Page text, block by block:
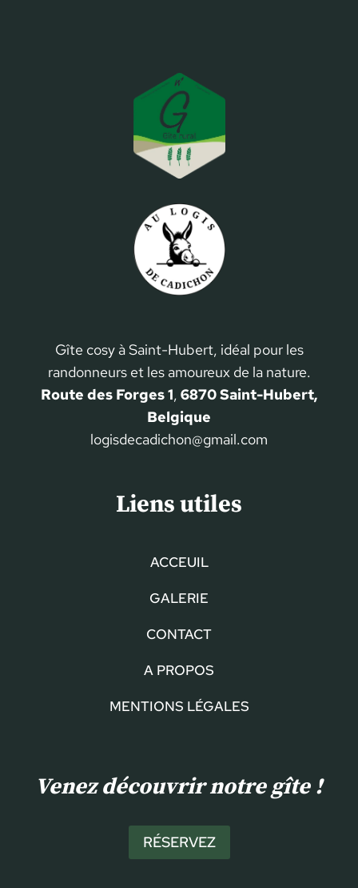
Gîte cosy à Saint-Hubert, idéal pour les
randonneurs et les amoureux de la nature.
Route des Forges 1, 6870 Saint-Hubert,
Belgique
logisdecadichon@gmail.com
Liens utiles
ACCEUIL
GALERIE
CONTACT
A PROPOS
MENTIONS LÉGALES
Venez découvrir notre gîte !
RÉSERVEZ